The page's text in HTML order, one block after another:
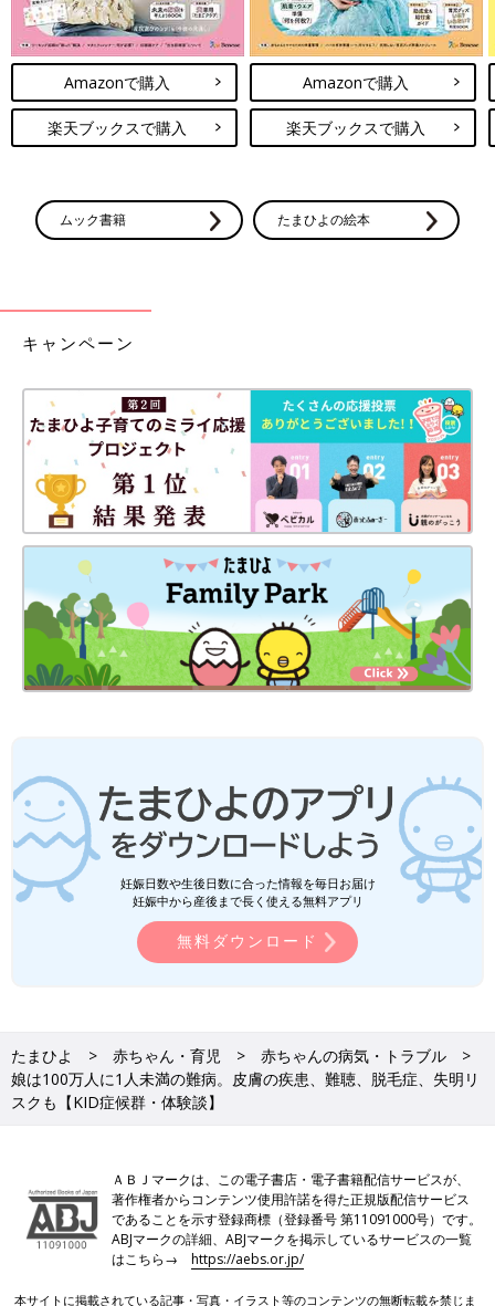
Amazonで購入
楽天ブックスで購入
Amazonで購入
楽天ブックスで購入
ムック書籍 たまひよの絵本
キャンペーン
妊娠日数や生後日数に合った情報を毎日お届け
妊娠中から産後まで長く使える無料アプリ
無料ダウンロード
たまひよ 赤ちゃん・育児
赤ちゃんの病気・トラブル
娘は100万人に1人未満の難病。皮膚の疾患、難聴、脱毛症、失明リ
スクも【KID症候群・体験談】
ＡＢＪマークは、この電子書店・電子書籍配信サービスが、
著作権者からコンテンツ使用許諾を得た正規版配信サービス
であることを示す登録商標（登録番号 第11091000号）です。
ABJマークの詳細、ABJマークを掲示しているサービスの一覧
はこちら→https://aebs.or.jp/
本サイトに掲載されている記事・写真・イラスト等のコンテンツの無断転載を禁じま